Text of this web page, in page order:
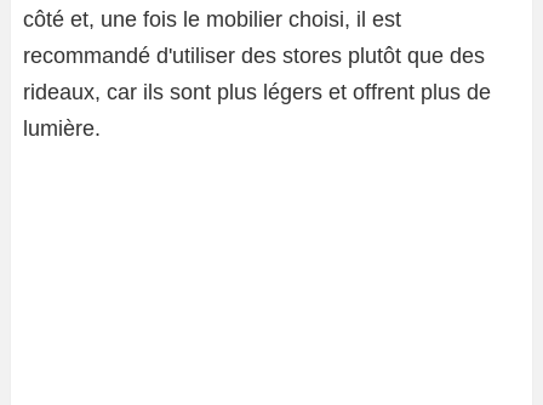
côté et, une fois le mobilier choisi, il est
recommandé d'utiliser des stores plutôt que des
rideaux, car ils sont plus légers et offrent plus de
lumière.